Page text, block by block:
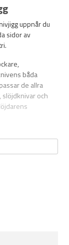
uppnår du
sidor av
båda
de allra
slöjdknivar och
centrerar allt
på upp till 10
från rygg till egg
slipning
resultat.
former, alltid
såväl